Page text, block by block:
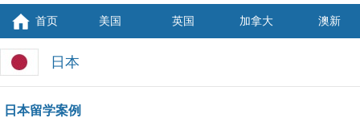
首页 美国 英国 加拿大 澳新
日本
日本留学案例